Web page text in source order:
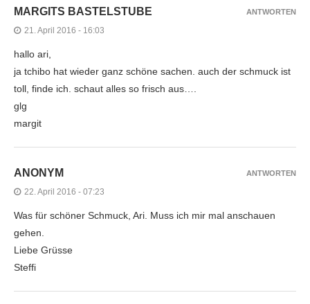
MARGITS BASTELSTUBE
21. April 2016 - 16:03
hallo ari,
ja tchibo hat wieder ganz schöne sachen. auch der schmuck ist
toll, finde ich. schaut alles so frisch aus….
glg
margit
ANTWORTEN
ANONYM
22. April 2016 - 07:23
Was für schöner Schmuck, Ari. Muss ich mir mal anschauen
gehen.
Liebe Grüsse
Steffi
ANTWORTEN